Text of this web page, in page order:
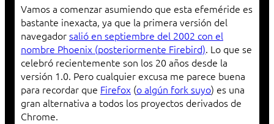
Vamos a comenzar asumiendo que esta efeméride es
bastante inexacta, ya que la primera versión del
navegadorsalió en septiembre del 2002 con el
nombre Phoenix (posteriormente Firebird). Lo que se
celebró recientemente son los 20 años desde la
versión 1.0. Pero cualquier excusa me parece buena
para recordar que Firefox (o algún fork suyo) es una
gran alternativa a todos los proyectos derivados de
Chrome.